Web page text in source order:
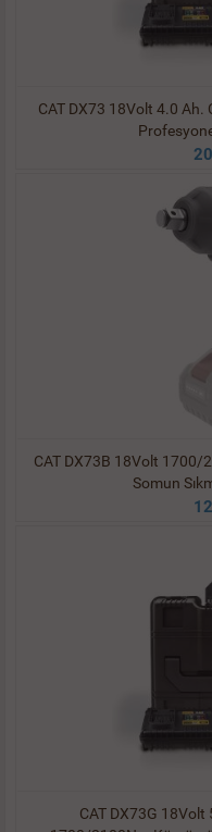
CAT DX73 18Volt 4.0
CAT DX73B 18Volt 1700/
Somun
CAT DX73G 18Volt